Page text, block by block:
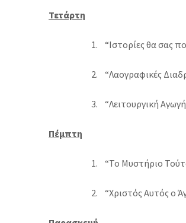
Τετάρτη
1. “Ιστορίες θα σας
2. “Λαογραφικές
3. “Λειτουργική
Πέμπτη
1. “Το Μυστήριο
2. “Χριστός Αυτός ο